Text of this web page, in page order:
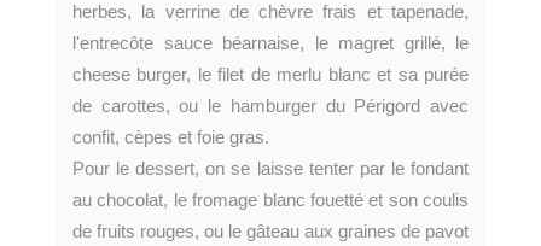
herbes, la verrine de chèvre frais et tapenade,
l'entrecôte sauce béarnaise, le magret grillé, le
cheese burger, le filet de merlu blanc et sa purée
de carottes, ou le hamburger du Périgord avec
confit, cèpes et foie gras.
Pour le dessert, on se laisse tenter par le fondant
au chocolat, le fromage blanc fouetté et son coulis
de fruits rouges, ou le gâteau aux graines de pavot